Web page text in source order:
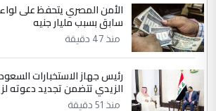
الأمن المصري يتحفظ على
سابق بسبب مليار جنيه
منذ 47 دقيقة
رئيس جهاز الاستخبارات
الزيدي تتضمن تجديد دعوته
منذ 51 دقيقة